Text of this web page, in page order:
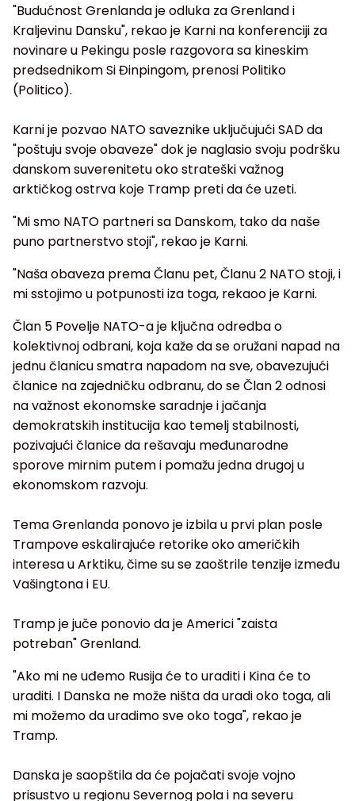
"Budućnost Grenlanda je odluka za Grenland i
Kraljevinu Dansku", rekao je Karni na konferenciji za
novinare u Pekingu posle razgovora sa kineskim
predsednikom Si Đinpingom, prenosi Politiko
(Politico).
Karni je pozvao NATO saveznike uključujući SAD da
"poštuju svoje obaveze" dok je naglasio svoju podršku
danskom suverenitetu oko strateški važnog
arktičkog ostrva koje Tramp preti da će uzeti.
"Mi smo NATO partneri sa Danskom, tako da naše
puno partnerstvo stoji", rekao je Karni.
"Naša obaveza prema Članu pet, Članu 2 NATO stoji, i
mi sstojimo u potpunosti iza toga, rekaoo je Karni.
Član 5 Povelje NATO-a je ključna odredba o
kolektivnoj odbrani, koja kaže da se oružani napad na
jednu članicu smatra napadom na sve, obavezujući
članice na zajedničku odbranu, do se Član 2 odnosi
na važnost ekonomske saradnje i jačanja
demokratskih institucija kao temelj stabilnosti,
pozivajući članice da rešavaju međunarodne
sporove mirnim putem i pomažu jedna drugoj u
ekonomskom razvoju.
Tema Grenlanda ponovo je izbila u prvi plan posle
Trampove eskalirajuće retorike oko američkih
interesa u Arktiku, čime su se zaoštrile tenzije između
Vašingtona i EU.
Tramp je juče ponovio da je Americi "zaista
potreban" Grenland.
"Ako mi ne uđemo Rusija će to uraditi i Kina će to
uraditi. I Danska ne može ništa da uradi oko toga, ali
mi možemo da uradimo sve oko toga", rekao je
Tramp.
Danska je saopštila da će pojačati svoje vojno
prisustvo u regionu Severnog pola i na severu